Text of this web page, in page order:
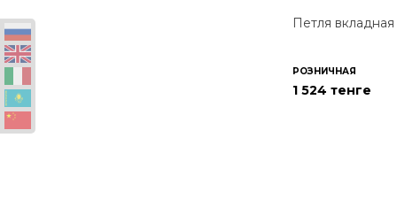
Петля вкладная
РОЗНИЧНАЯ
1 524 тенге